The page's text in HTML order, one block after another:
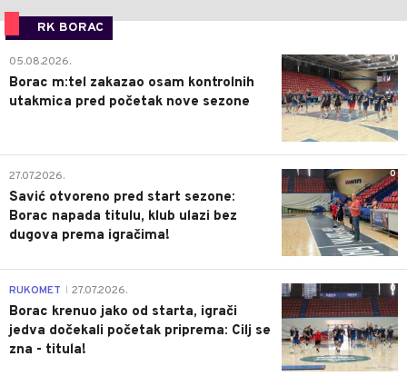
RK BORAC
0
05.08.2026.
Borac m:tel zakazao osam kontrolnih
utakmica pred početak nove sezone
0
27.07.2026.
Savić otvoreno pred start sezone:
Borac napada titulu, klub ulazi bez
dugova prema igračima!
0
RUKOMET 27.07.2026.
Borac krenuo jako od starta, igrači
jedva dočekali početak priprema: Cilj se
zna - titula!